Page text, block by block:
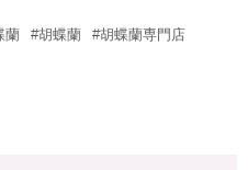
蘭 #胡蝶蘭 #胡蝶蘭専門店